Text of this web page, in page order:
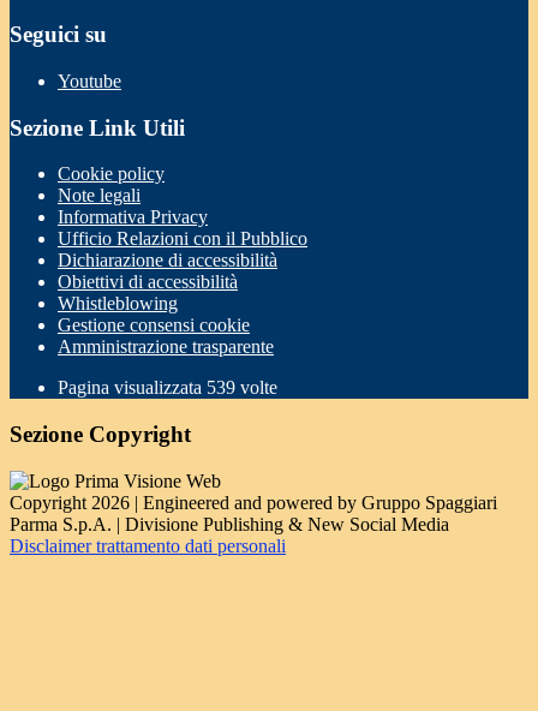
Seguici su
Youtube
Sezione Link Utili
Cookie policy
Note legali
Informativa Privacy
Ufficio Relazioni con il Pubblico
Dichiarazione di accessibilità
Obiettivi di accessibilità
Whistleblowing
Gestione consensi cookie
Amministrazione trasparente
Pagina visualizzata 539 volte
Sezione Copyright
Copyright 2026 | Engineered and powered by Gruppo Spaggiari
Parma S.p.A. | Divisione Publishing & New Social Media
Disclaimer trattamento dati personali